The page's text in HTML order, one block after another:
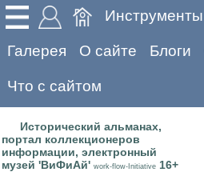
Инструменты
Галерея О сайте Блоги
Что с сайтом
Исторический альманах,
портал коллекционеров
информации, электронный
музей 'ВиФиАй' work-flow-Initiative 16+